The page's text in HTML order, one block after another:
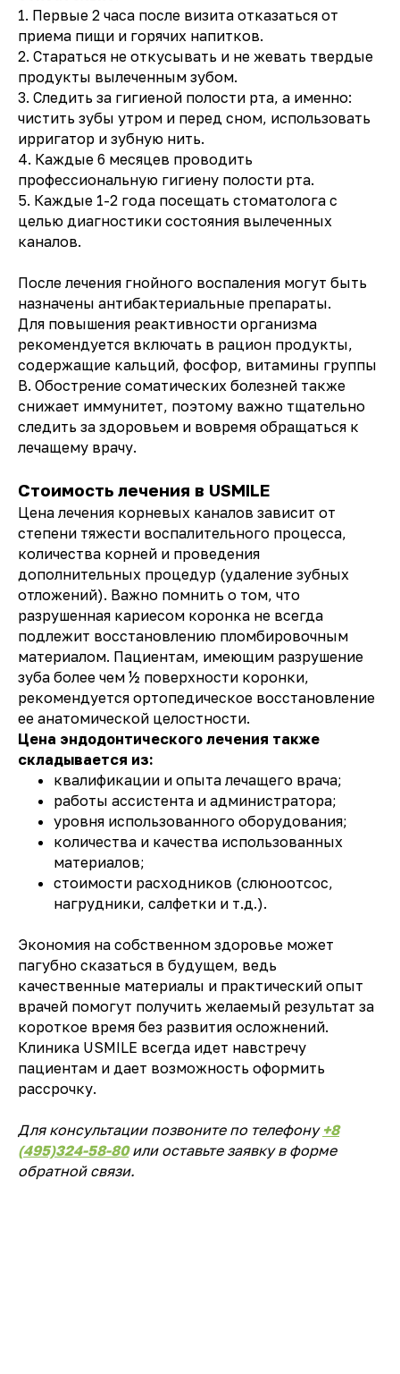
1. Первые 2 часа после визита отказаться от
приема пищи и горячих напитков.
2. Стараться не откусывать и не жевать твердые
продукты вылеченным зубом.
3. Следить за гигиеной полости рта, а именно:
чистить зубы утром и перед сном, использовать
ирригатор и зубную нить.
4. Каждые 6 месяцев проводить
профессиональную гигиену полости рта.
5. Каждые 1-2 года посещать стоматолога с
целью диагностики состояния вылеченных
каналов.
После лечения гнойного воспаления могут быть
назначены антибактериальные препараты.
Для повышения реактивности организма
рекомендуется включать в рацион продукты,
содержащие кальций, фосфор, витамины группы
В. Обострение соматических болезней также
снижает иммунитет, поэтому важно тщательно
следить за здоровьем и вовремя обращаться к
лечащему врачу.
Стоимость лечения в USMILE
Цена лечения корневых каналов зависит от
степени тяжести воспалительного процесса,
количества корней и проведения
дополнительных процедур (удаление зубных
отложений). Важно помнить о том, что
разрушенная кариесом коронка не всегда
подлежит восстановлению пломбировочным
материалом. Пациентам, имеющим разрушение
зуба более чем ½ поверхности коронки,
рекомендуется ортопедическое восстановление
ее анатомической целостности.
Цена эндодонтического лечения также
складывается из:
квалификации и опыта лечащего врача;
работы ассистента и администратора;
уровня использованного оборудования;
количества и качества использованных
материалов;
стоимости расходников (слюноотсос,
нагрудники, салфетки и т.д.).
Экономия на собственном здоровье может
пагубно сказаться в будущем, ведь
качественные материалы и практический опыт
врачей помогут получить желаемый результат за
короткое время без развития осложнений.
Клиника USMILE всегда идет навстречу
пациентам и дает возможность оформить
рассрочку.
Для консультации позвоните по телефону +8
(495)324-58-80или оставьте заявку в форме
обратной связи.